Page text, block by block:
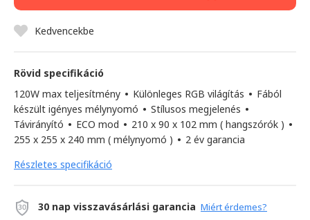
Kedvencekbe
Rövid specifikáció
120W max teljesítmény • Különleges RGB világítás • Fából
készült igényes mélynyomó • Stílusos megjelenés •
Távirányító • ECO mod • 210 x 90 x 102 mm ( hangszórók ) •
255 x 255 x 240 mm ( mélynyomó ) • 2 év garancia
Részletes specifikáció
30 nap visszavásárlási garancia Miért érdemes?